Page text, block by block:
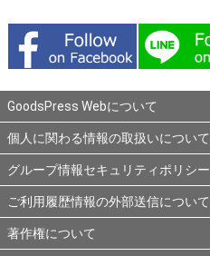
GoodsPress Webについて
個人に関わる情報の取扱いについて
グループ情報セキュリティポリシー
ご利用履歴情報の外部送信について
著作権について